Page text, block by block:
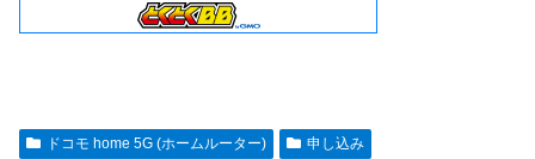
ドコモ home 5G (ホームルーター) 申し込み